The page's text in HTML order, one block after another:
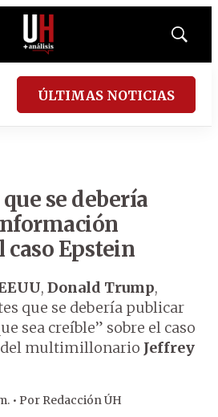
Mostrar
ÚLTIMAS NOTICIAS
se debería
caso Epstein
, Donald Trump,
que se debería publicar
sea creíble” sobre el caso
del multimillonario Jeffrey
• Por Redacción ÚH